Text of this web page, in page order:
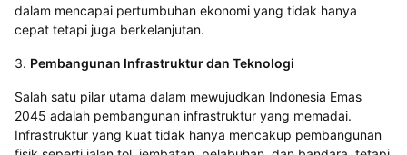
dalam mencapai pertumbuhan ekonomi yang tidak hanya
cepat tetapi juga berkelanjutan.
3. Pembangunan Infrastruktur dan Teknologi
Salah satu pilar utama dalam mewujudkan Indonesia Emas
2045 adalah pembangunan infrastruktur yang memadai.
Infrastruktur yang kuat tidak hanya mencakup pembangunan